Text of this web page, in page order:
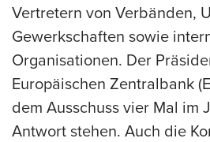
Vertretern von Verbänden,
Gewerkschaften sowie
Organisationen. Der
Europäischen Zentralbank
dem Ausschuss vier Mal im
Antwort stehen. Auch die